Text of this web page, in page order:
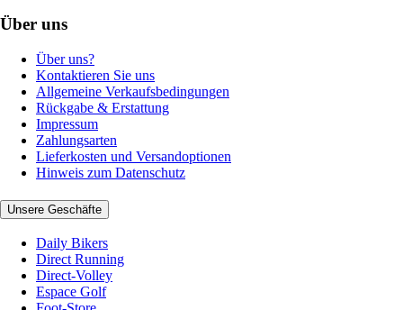
Über uns
Über uns?
Kontaktieren Sie uns
Allgemeine Verkaufsbedingungen
Rückgabe & Erstattung
Impressum
Zahlungsarten
Lieferkosten und Versandoptionen
Hinweis zum Datenschutz
Unsere Geschäfte
Daily Bikers
Direct Running
Direct-Volley
Espace Golf